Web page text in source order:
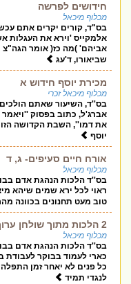
חידושים לפרשה
מכלוף מיכאל
בס"ד, קורים יקרים אתם
אלמקייס 'וירא את העגלות
אביהם' )מה כז( אומר
שביאורו, ד'עג
מכירת יוסף חידוש א
מכלוף מיכאל זכרי
בס''ד, השיעור שאתם הולכים
אברג'ל, כתוב בפסוק ''ויאמר
את דמו'', השבת הקדושה הזו
יוסף
אורח חיים סעיפים- ג, ד
מכלוף מיכאל
בס''ד הלכות הנהגת אדם
ראוי לכל ירא שמים שיהא
טוב מעט תחנונים בכוונה
2 הלכות מתוך שולחן ערוך
מכלוף מיכאל
בס''ד הלכות הנהגת אדם
כארי לעמוד בבוקר לעבודת
כל פנים לא יאחר זמן
לנגדי תמיד